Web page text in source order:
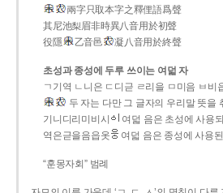
兩字只取本字之釋俚語爲聲
其尼池梨眉非時異八音用於初聲
役隱
乙音邑 凝八音用於終聲
초성과 종성에 두루 쓰이는 여덟 자
ㄱ기역 ㄴ니은 ㄷ디귿 ㄹ리을 ㅁ미음 ㅂ비
두 자는 다만 그 글자의 우리말 뜻을
기니디리미비시
여덟 음은 초성에 사용
역은귿을음읍옷
여덟 음은 종성에 사용
“훈몽자회” 범례